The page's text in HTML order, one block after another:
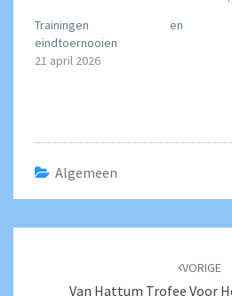
Trainingen en
eindtoernooien
21 april 2026
Algemeen
VORIGE
Van Hattum Trofee Voor